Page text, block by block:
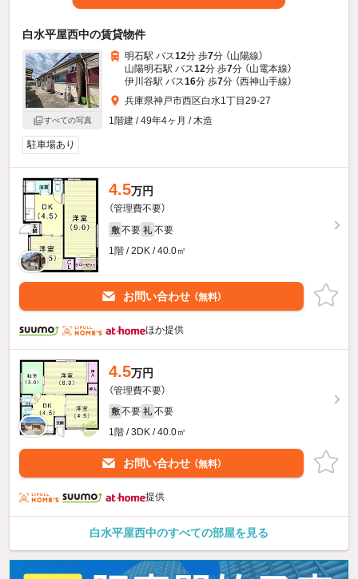
白水平屋西中の賃貸物件
すべての写真
明石駅 バス12分 歩7分 （山陽線）
山陽明石駅 バス12分 歩7分 （山電本線）
伊川谷駅 バス16分 歩7分 （西神山手線）
兵庫県神戸市西区白水1丁目29-27
1階建 / 49年4ヶ月 / 木造
駐車場あり
4.5万円
（管理費不要）
敷 不要 礼 不要
1階 / 2DK / 40.0㎡
お問い合わせ （無料）
ほか提供
4.5万円
（管理費不要）
敷 不要 礼 不要
1階 / 3DK / 40.0㎡
お問い合わせ （無料）
提供
白水平屋西中のすべての部屋を見る